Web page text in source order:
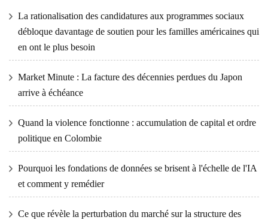
La rationalisation des candidatures aux programmes sociaux
débloque davantage de soutien pour les familles américaines qui
en ont le plus besoin
Market Minute : La facture des décennies perdues du Japon
arrive à échéance
Quand la violence fonctionne : accumulation de capital et ordre
politique en Colombie
Pourquoi les fondations de données se brisent à l'échelle de l'IA
et comment y remédier
Ce que révèle la perturbation du marché sur la structure des